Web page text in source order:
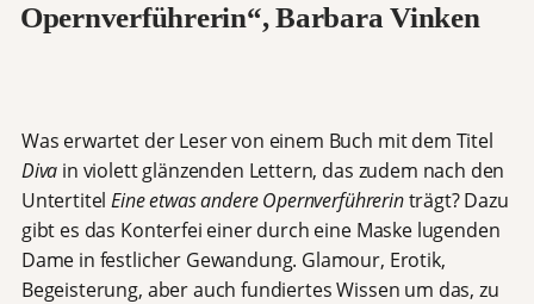
Opernverführerin“, Barbara Vinken
Was erwartet der Leser von einem Buch mit dem Titel
Diva in violett glänzenden Lettern, das zudem nach den
UntertitelEine etwas andere Opernverführerinträgt? Dazu
gibt es das Konterfei einer durch eine Maske lugenden
Dame in festlicher Gewandung. Glamour, Erotik,
Begeisterung, aber auch fundiertes Wissen um das, zu